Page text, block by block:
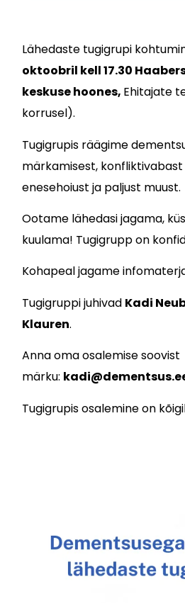
Lähedaste tugigrupi
oktoobril kell 17.30
keskuse hoones, Ehitajate
korrusel).
Tugigrupis räägime
märkamisest,
enesehoiust ja paljust muust.
Ootame lähedasi jagama,
kuulama! Tugigrupp on
Kohapeal jagame
Tugigruppi juhivad Kadi
Klauren.
Anna oma osalemise soovist
märku:
Tugigrupis osalemine on